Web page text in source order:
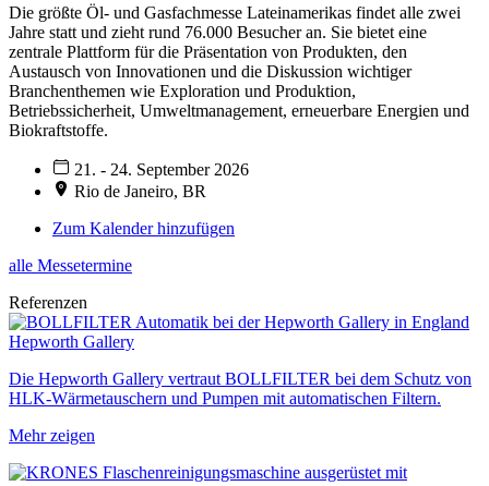
Die größte Öl- und Gasfachmesse Lateinamerikas findet alle zwei
Jahre statt und zieht rund 76.000 Besucher an. Sie bietet eine
zentrale Plattform für die Präsentation von Produkten, den
Austausch von Innovationen und die Diskussion wichtiger
Branchenthemen wie Exploration und Produktion,
Betriebssicherheit, Umweltmanagement, erneuerbare Energien und
Biokraftstoffe.
21. - 24. September 2026
Rio de Janeiro, BR
Zum Kalender hinzufügen
alle Messetermine
Referenzen
Hepworth Gallery
Die Hepworth Gallery vertraut BOLLFILTER bei dem Schutz von
HLK-Wärmetauschern und Pumpen mit automatischen Filtern.
Mehr zeigen